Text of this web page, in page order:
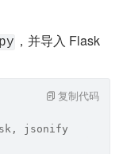
，并导入 Flask
jsonify
复制代码